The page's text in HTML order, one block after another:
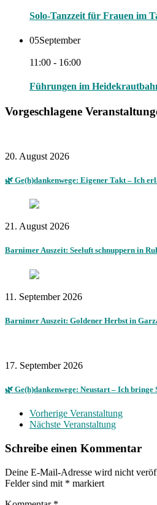
Solo-Tanzzeit für Frauen im
05September
11:00 - 16:00
Führungen im
Vorgeschlagene
20. August 2026
🌿 Ge(h)dankenwege: Eigener Takt – Ich
21. August 2026
Barnimer Auszeit: Seeluft schnuppern in
11. September 2026
Barnimer Auszeit: Goldener Herbst in
17. September 2026
🌿 Ge(h)dankenwege: Neustart – Ich
Vorherige Veranstaltung
Nächste Veranstaltung
Schreibe einen Kommentar
Deine E-Mail-Adresse wird nicht
Felder sind mit * markiert